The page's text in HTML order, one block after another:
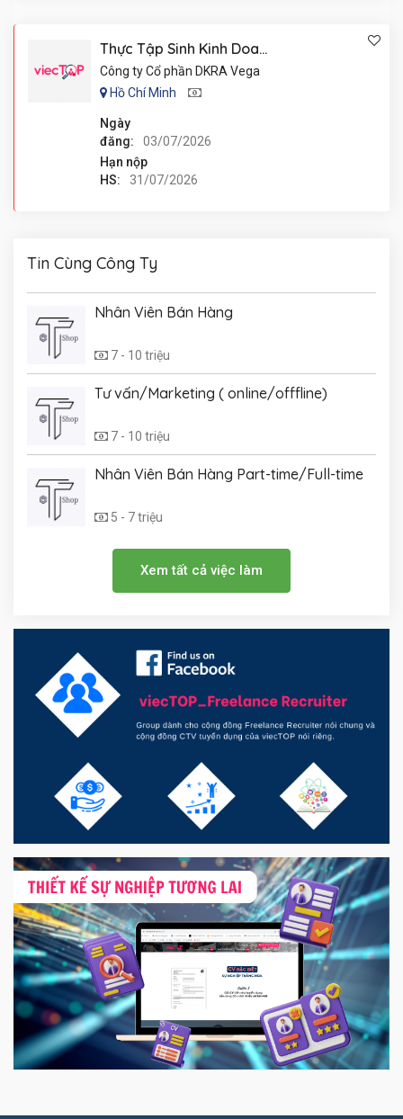
Thực Tập Sinh Kinh Doanh
Công ty Cổ phần DKRA Vega
Hồ Chí Minh
Ngày
đăng:
03/07/2026
Hạn nộp
HS:
31/07/2026
Tin Cùng Công Ty
Nhân Viên Bán Hàng
7 - 10 triệu
Tư vấn/Marketing ( online/offfline)
7 - 10 triệu
Nhân Viên Bán Hàng Part-time/Full-time
5 - 7 triệu
Xem tất cả việc làm